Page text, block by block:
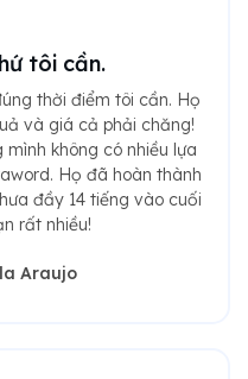
tôi cần.
thời điểm tôi cần. Họ
và giá cả phải chăng!
không có nhiều lựa
Họ đã hoàn thành
đầy 14 tiếng vào cuối
rất nhiều!
Araujo